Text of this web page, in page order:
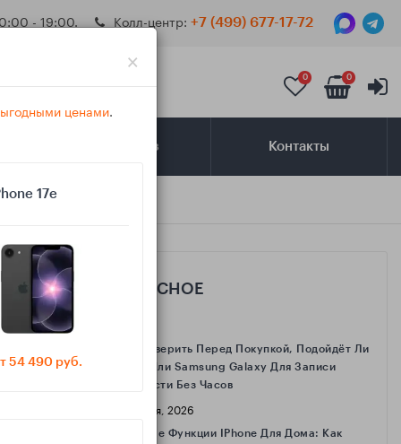
- 19:00. Колл-центр: +7 (499) 677-17-72
0 0
Самовывоз Контакты
САМОЕ ИНТЕРЕСНОЕ
Как Проверить Перед Покупкой, Подойдёт Ли
IPhone Или Samsung Galaxy Для Записи
Активности Без Часов
16 Апреля, 2026
Полезные Функции IPhone Для Дома: Как
×
ценами.
17e
54 490 руб.